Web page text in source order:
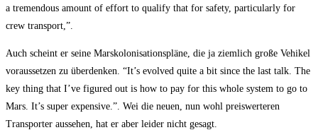
a tremendous amount of effort to qualify that for safety, particularly for
crew transport,”.
Auch scheint er seine Marskolonisationspläne, die ja ziemlich große Vehikel
voraussetzen zu überdenken. “It’s evolved quite a bit since the last talk. The
key thing that I’ve figured out is how to pay for this whole system to go to
Mars. It’s super expensive.”. Wei die neuen, nun wohl preiswerteren
Transporter aussehen, hat er aber leider nicht gesagt.